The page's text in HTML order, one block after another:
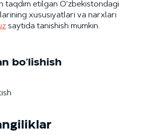
taqdim etilgan O'zbekistondagi
xususiyatlari va narxlari
saytida tanishish mumkin.
bo'lishish